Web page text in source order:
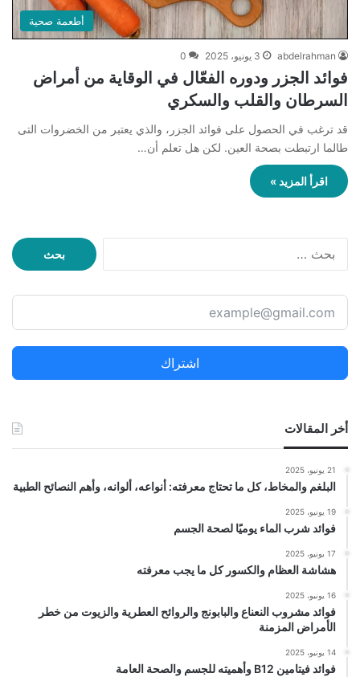
أطعمة صحية
abdelrahman 3 يونيو، 2025 0
فوائد الجزر ودوره الفعّال في الوقاية من أمراض
السرطان والقلب والسكري
قد ترغب في الحصول على فوائد الجزر، والذي يعتبر من الخضروات التى
طالما ارتبطت بصحة العين. لكن هل تعلم أن…
اقرأ المزيد »
ح
ع
ن
اشتراك
أخر المقالات
21 يونيو، 2025
البلغم والمخاط، كل ما تحتاج معرفته: أنواعه، ألوانه، وأهم النصائح الطبية
19 يونيو، 2025
فوائد شرب الماء يوميًا لصحة الجسم
17 يونيو، 2025
هشاشة العظام والكسور كل ما يجب معرفته
16 يونيو، 2025
فوائد مشروب النعناع والبابونج والروائح العطرية والزيوت من خطر
الأمراض المزمنة
14 يونيو، 2025
فوائد فيتامين B12 وأهميته للجسم والصحة العامة